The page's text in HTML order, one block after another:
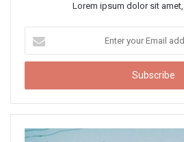
Lorem ipsum dolor sit
t
r
y
u